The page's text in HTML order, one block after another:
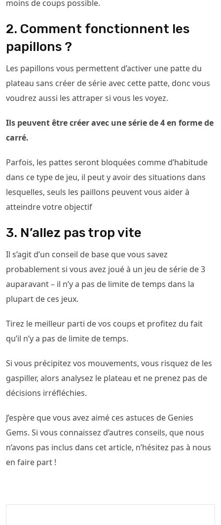
moins de coups possible.
2. Comment fonctionnent les
papillons ?
Les papillons vous permettent d’activer une patte du
plateau sans créer de série avec cette patte, donc vous
voudrez aussi les attraper si vous les voyez.
Ils peuvent être créer avec une série de 4 en forme de
carré.
Parfois, les pattes seront bloquées comme d’habitude
dans ce type de jeu, il peut y avoir des situations dans
lesquelles, seuls les paillons peuvent vous aider à
atteindre votre objectif
3. N’allez pas trop vite
Il s’agit d’un conseil de base que vous savez
probablement si vous avez joué à un jeu de série de 3
auparavant – il n’y a pas de limite de temps dans la
plupart de ces jeux.
Tirez le meilleur parti de vos coups et profitez du fait
qu’il n’y a pas de limite de temps.
Si vous précipitez vos mouvements, vous risquez de les
gaspiller, alors analysez le plateau et ne prenez pas de
décisions irréfléchies.
J’espère que vous avez aimé ces astuces de Genies
Gems. Si vous connaissez d’autres conseils, que nous
n’avons pas inclus dans cet article, n’hésitez pas à nous
en faire part !